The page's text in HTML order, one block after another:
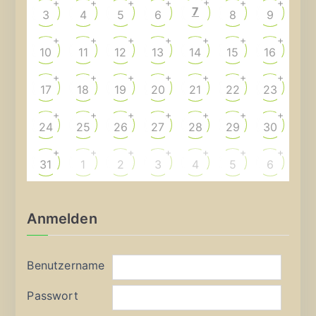
3
+
4
+
5
+
6
+
7 8
+
9
+
10
+
11
+
12
+
13
+
14
+
15
+
16
+
17
+
18
+
19
+
20
+
21
+
22
+
23
+
24
+
25
+
26
+
27
+
28
+
29
+
30
+
31
+
1
+
2
+
3
+
4
+
5
+
6
+
Anmelden
Benutzername
Passwort